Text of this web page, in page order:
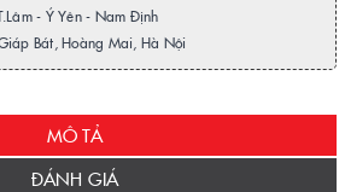
- Ý Yên - Nam Định
Bát, Hoàng Mai, Hà Nội
MÔ TẢ
ĐÁNH GIÁ